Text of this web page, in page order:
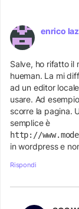
enrico
Salve, ho rifatto il
hueman. La mi
ad un editor
usare. Ad
scorre la pagina.
semplice è
http://
in wordpress e
Rispondi